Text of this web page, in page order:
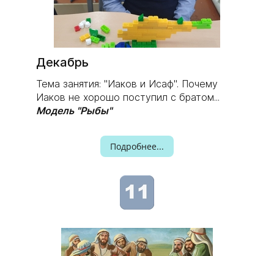
Декабрь
Тема занятия: "Иаков и Исаф". Почему
Иаков не хорошо поступил с братом...
Модель "Рыбы"
Подробнее...